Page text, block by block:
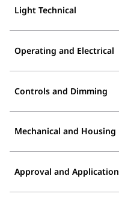
Light Technical
Operating and Electrical
Controls and Dimming
Mechanical and Housing
Approval and Application